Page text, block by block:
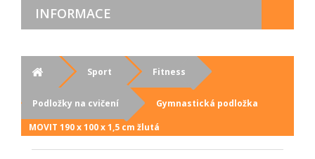
INFORMACE
Sport Fitness
Podložky na cvičení
Gymnastická podložka
MOVIT 190 x 100 x 1,5 cm žlutá